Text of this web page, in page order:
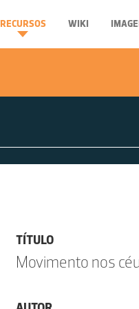
RECURSOS WIKI
TÍTULO
Movimento nos